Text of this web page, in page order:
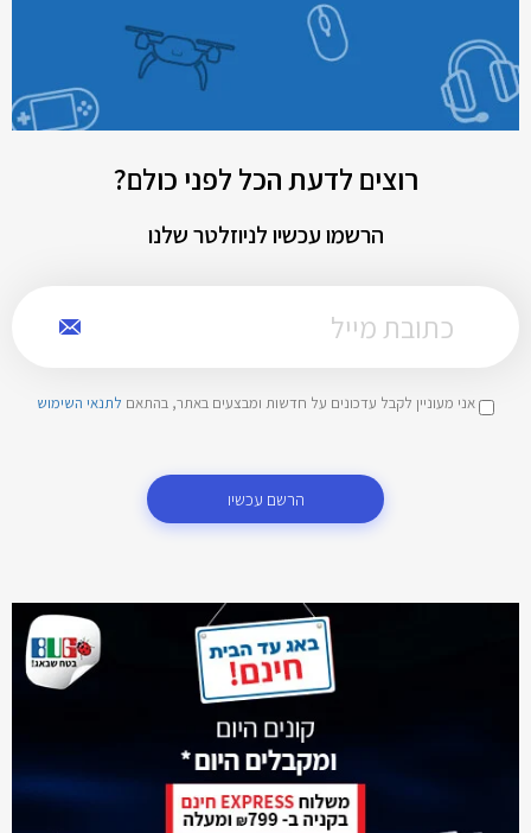
רוצים לדעת הכל לפני כולם?
הרשמו עכשיו לניוזלטר שלנו
אני מעוניין לקבל עדכונים על חדשות ומבצעים באתר, בהתאם לתנאי השימוש
הרשם עכשיו